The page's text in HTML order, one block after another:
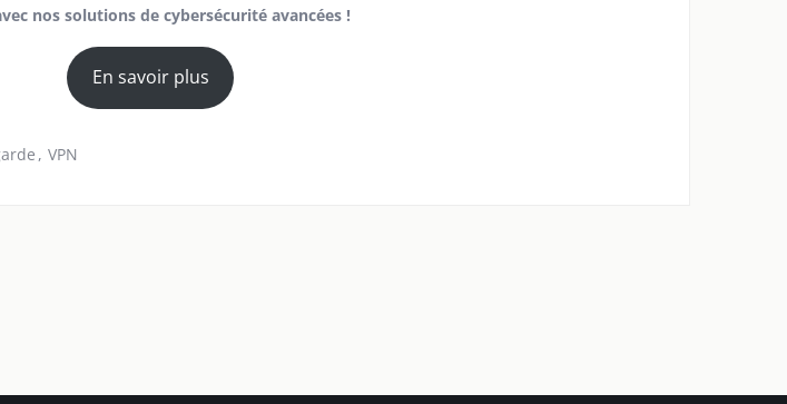
nos solutions de cybersécurité avancées !
En savoir plus
VPN